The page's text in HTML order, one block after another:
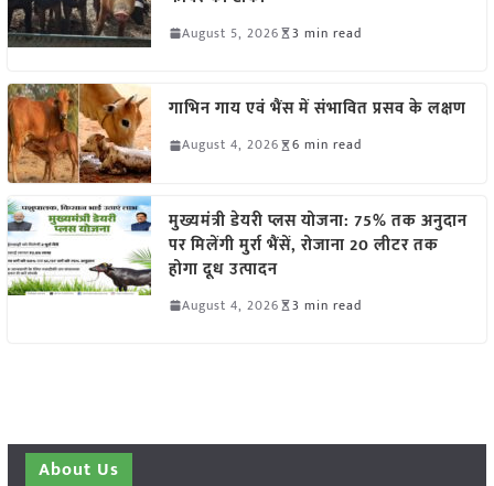
August 5, 2026 3 min read
गाभिन गाय एवं भैंस में संभावित प्रसव के लक्षण
August 4, 2026 6 min read
मुख्यमंत्री डेयरी प्लस योजना: 75% तक अनुदान
पर मिलेंगी मुर्रा भैंसें, रोजाना 20 लीटर तक
होगा दूध उत्पादन
August 4, 2026 3 min read
About Us